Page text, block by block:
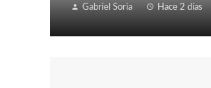
Gabriel Soria Hace 2 días